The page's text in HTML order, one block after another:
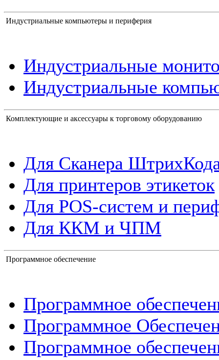
Индустриальные компьютеры и периферия
Индустриальные
Индустриальные
Комплектующие и аксессуары к торговому оборудованию
Для Сканера
Для принтеров этикеток
Для POS-систем и
Для ККМ и ЧПМ
Программное обеспечение
Программное
Программное
Программное